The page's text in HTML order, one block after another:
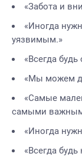
«Забота и
«Иногда
уязвимым.»
«Всегда
«Мы можем
«Самые
самыми
«Иногда
«Всегда